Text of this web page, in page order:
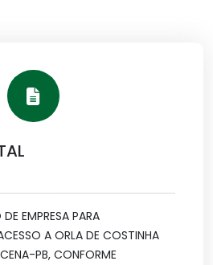
EMPRESA PARA
A ORLA DE COSTINHA
PB, CONFORME